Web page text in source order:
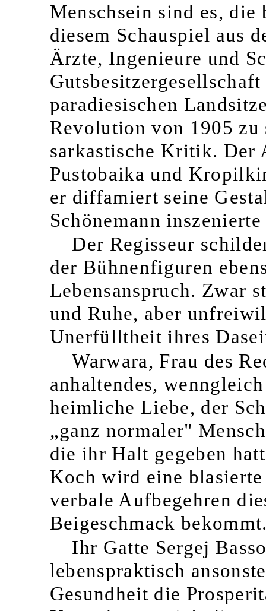
Menschsein sind es, die
diesem Schauspiel aus
Ärzte, Ingenieure und
paradiesischen
Revolution von 1905 zu
sarkastische Kritik. Der
Pustobaika und
er diffamiert seine
Schönemann
Der Regisseur
der Bühnenfiguren
Lebensanspruch. Zwar
und Ruhe, aber
Unerfülltheit ihres
Warwara, Frau des
anhaltendes,
heimliche Liebe, der
„ganz normaler"
die ihr Halt gegeben
Koch wird eine
verbale Aufbegehren
Beigeschmack
Ihr Gatte Sergej
lebenspraktisch
Gesundheit die